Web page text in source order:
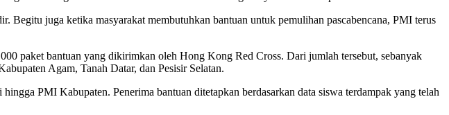
juga ketika masyarakat membutuhkan bantuan untuk pemulihan pascabencana, PMI terus
paket bantuan yang dikirimkan oleh Hong Kong Red Cross. Dari jumlah tersebut, sebanyak
Agam, Tanah Datar, dan Pesisir Selatan.
PMI Kabupaten. Penerima bantuan ditetapkan berdasarkan data siswa terdampak yang telah